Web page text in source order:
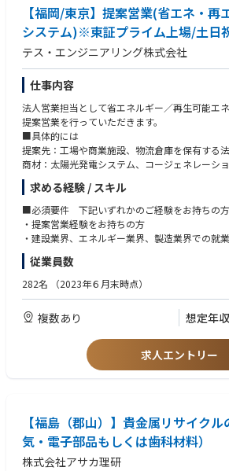
キャリア入社比率：約4割
【福岡/東京】提案営業(省エネ・再
システム)※東証プライム上場/土日
テス・エンジニアリング株式会社
仕事内容
法人営業担当として省エネルギー／再生可能エ
提案営業を行っていただきます。
■具体的には
提案先：工場や商業施設、物流倉庫を保有する
商材：太陽光発電システム、コージェネレーシ
受注金額：数千万～数億円。（受注金額が大き
半年～2年ほどかかります。）
新規顧客は提携の金融機関や商社、リース会社
※出張が発生いたします。（基本的には日帰り）
※ご希望に合わせて勤務地をご選択いただけま
求める経験 / スキル
■必須要件 下記いずれかのご経験をお持ちの方
・提案営業経験をお持ちの方
・建設業界、エネルギー業界、製造業界での就
従業員数
282名 （2023年６月末時点）
複数あり 想定年収
求人エントリー
【福島（郡山）】貴金属リサイク
気・電子部品もしくは歯科材料）
株式会社アサカ理研